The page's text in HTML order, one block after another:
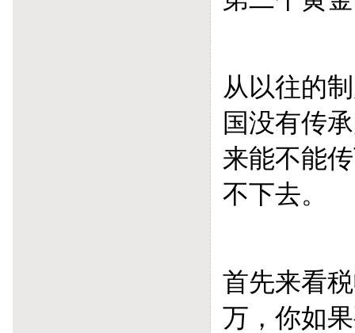
从以往的
国没有传
来能不能
不下去。
首先来看
万，你如